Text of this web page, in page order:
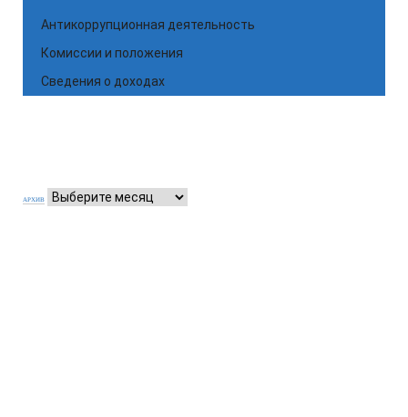
Антикоррупционная деятельность
Комиссии и положения
Сведения о доходах
АРХИВ